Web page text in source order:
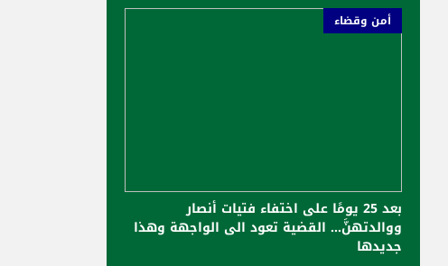
أمن وقضاء
بعد 25 يومًا على اختفاء فتيات أنصار
ووالدتهنَّ… القضية تعود الى الواجهة وهذا
جديدها